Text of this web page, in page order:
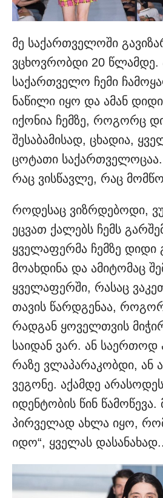
მე საქართველოში
ვცხოვრობდი 20 წლამდე.
საქართველო ჩემი
ნაწილი იყო და ამან
იქონია ჩემზე, როგორც
შესაბამისად, ცხადია,
ცოტათი საქართველოცაა.
რაც ვისწავლე, რაც
როდესაც ვიზრდებოდი,
ეცვათ ქალებს ჩემს
ყველაფერმა ჩემზე დიდი
მოახდინა და ამიტომაც
ყველაფერში, რასაც
თავის წარდგენაა,
რადგან ყოველთვის
საიდან ვარ. ან საერთოდ
რაზე ვლაპარაკობდი, ან
ვეგონე. აქამდე
იდენტობის წინ წამოწევა.
პირველად ახლა იყო, რომ
იდო“, ყველას